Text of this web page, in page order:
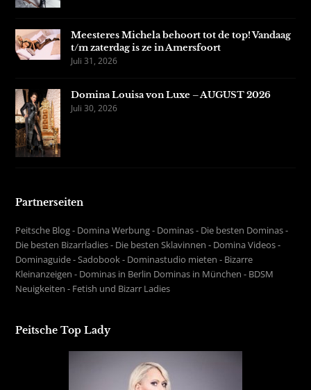
Meesteres Michela behoort tot de top! Vandaag
t/m zaterdag is ze in Amersfoort
Juli 31, 2026
Domina Louisa von Luxe – AUGUST 2026
Juli 30, 2026
Partnerseiten
Peitsche Blog- Domina Werbung- Dominas- Die besten Dominas-
Die besten Bizarrladies- Die besten Sklavinnen - Domina Videos-
Dominaguide-Sadobook- Dominastudio mieten - Bizarre
Kleinanzeigen - Dominas in Berlin Dominas in München - BDSM
Neuigkeiten - Fetish und Bizarr Ladies
Peitsche Top Lady